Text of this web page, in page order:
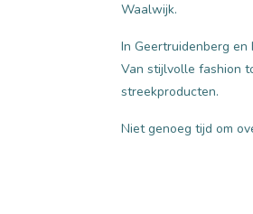
Waalwijk.
In Geertruidenberg
Van stijlvolle fashion
streekproducten.
Niet genoeg tijd om